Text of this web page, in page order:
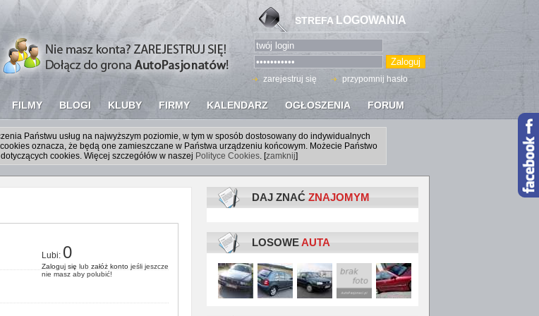
FILMY BLOGI KLUBY FIRMY KALENDARZ OGŁOSZENIA FORUM
STREFA LOGOWANIA
zarejestruj się przypomnij hasło
Państwu usług na najwyższym poziomie, w tym w sposób dostosowany do indywidualnych
oznacza, że będą one zamieszczane w Państwa urządzeniu końcowym. Możecie Państwo
cookies. Więcej szczegółów w naszej Polityce Cookies. [zamknij]
Lubi: 0
Zaloguj się lub załóż kontojeśli jeszcze
nie masz aby polubić!
DAJ ZNAĆ ZNAJOMYM
LOSOWEAUTA